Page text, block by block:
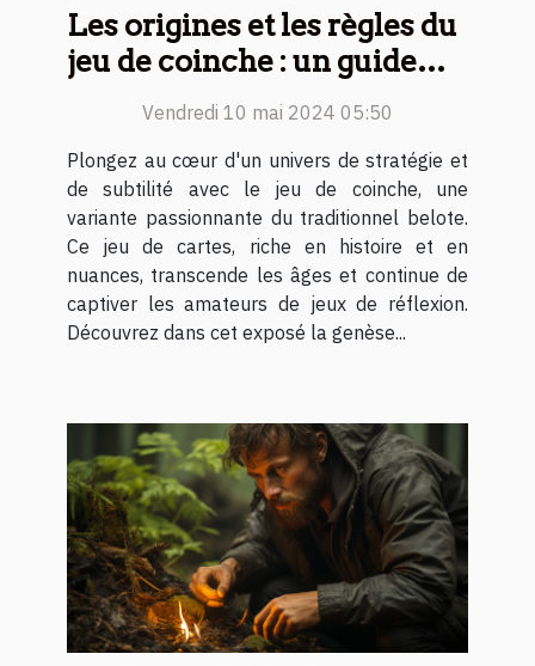
Les origines et les règles du
jeu de coinche : un guide
complet pour débutants
Vendredi 10 mai 2024 05:50
Plongez au cœur d'un univers de stratégie et
de subtilité avec le jeu de coinche, une
variante passionnante du traditionnel belote.
Ce jeu de cartes, riche en histoire et en
nuances, transcende les âges et continue de
captiver les amateurs de jeux de réflexion.
Découvrez dans cet exposé la genèse...